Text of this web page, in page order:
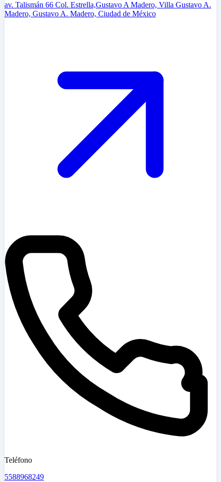
av. Talismán 66 Col. Estrella,Gustavo A Madero, Villa Gustavo A.
Madero, Gustavo A. Madero, Ciudad de México
Teléfono
5588968249